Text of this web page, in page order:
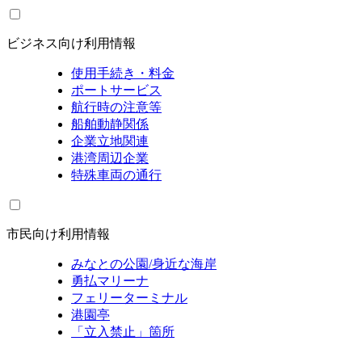
ビジネス向け利用情報
使用手続き・料金
ポートサービス
航行時の注意等
船舶動静関係
企業立地関連
港湾周辺企業
特殊車両の通行
市民向け利用情報
みなとの公園/身近な海岸
勇払マリーナ
フェリーターミナル
港園亭
「立入禁止」箇所